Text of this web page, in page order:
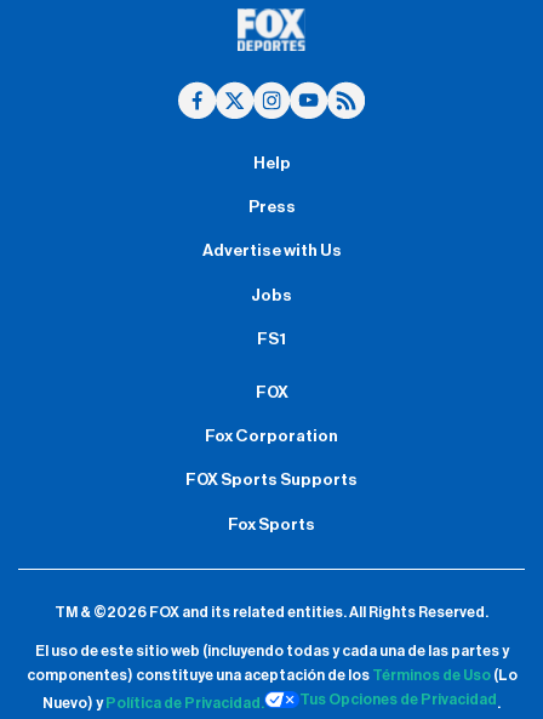
Help
Press
Advertise with Us
Jobs
FS1
FOX
Fox Corporation
FOX Sports Supports
Fox Sports
TM & ©2026 FOX and its related entities.All Rights Reserved.
El uso de este sitio web (incluyendo todas y cada una de las partes y
componentes) constituye una aceptación de los Términos de Uso(Lo
Nuevo) y Política de Privacidad. Tus Opciones de Privacidad .